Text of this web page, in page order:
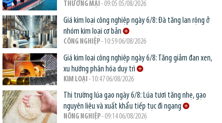
THƯƠNG MẠI - 09:05 05/08/2026
Giá kim loại công nghiệp ngày 6/8: Đà tăng lan rộng ở
nhóm kim loại cơ bản
CÔNG NGHIỆP- 10:59 06/08/2026
Giá kim loại công nghiệp ngày 6/8: Tăng giảm đan xen,
xu hướng phân hóa duy trì
KIM LOẠI - 10:47 06/08/2026
Thị trường lúa gạo ngày 6/8: Lúa tươi tăng nhẹ, gạo
nguyên liệu và xuất khẩu tiếp tục đi ngang
NÔNG NGHIỆP- 09:14 06/08/2026